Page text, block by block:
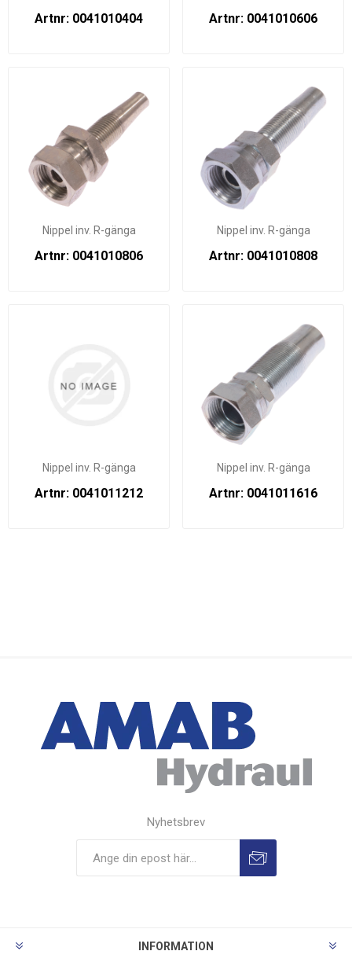
Artnr: 0041010404 Artnr: 0041010606
Nippel inv. R-gänga
Artnr: 0041010806
Nippel inv. R-gänga
Artnr: 0041010808
Nippel inv. R-gänga
Artnr: 0041011212
Nippel inv. R-gänga
Artnr: 0041011616
Nyhetsbrev
INFORMATION